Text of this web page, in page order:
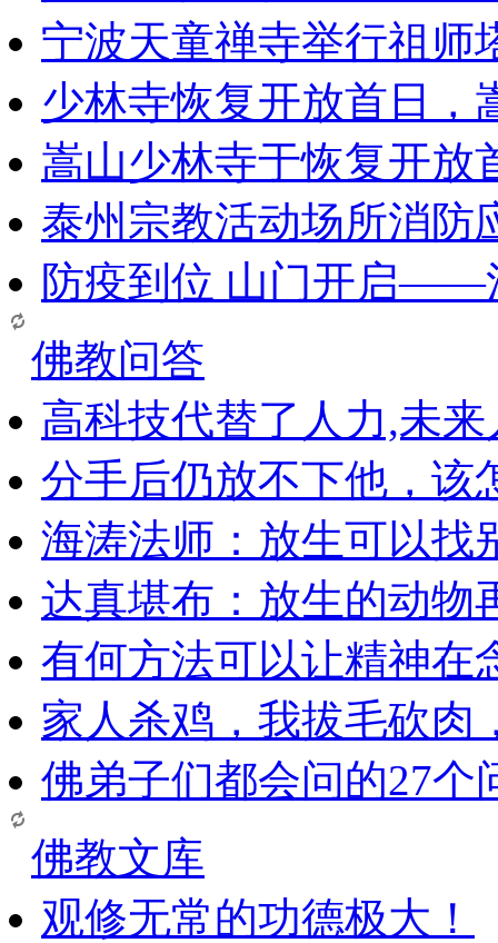
宁波天童禅寺举行祖师
少林寺恢复开放首日，
嵩山少林寺于恢复开放
泰州宗教活动场所消防
防疫到位 山门开启——
佛教问答
高科技代替了人力,未
分手后仍放不下他，该
海涛法师：放生可以找
达真堪布：放生的动物
有何方法可以让精神在
家人杀鸡，我拔毛砍肉
佛弟子们都会问的27个
佛教文库
观修无常的功德极大！